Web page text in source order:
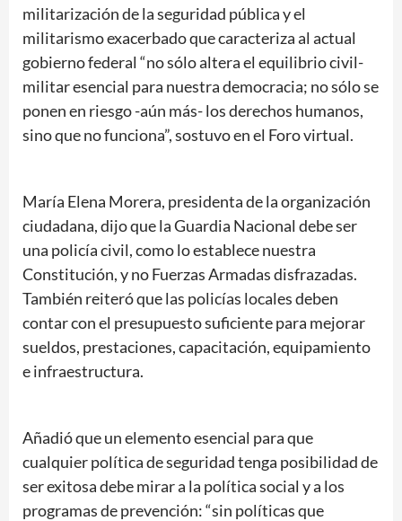
militarización de la seguridad pública y el
militarismo exacerbado que caracteriza al actual
gobierno federal “no sólo altera el equilibrio civil-
militar esencial para nuestra democracia; no sólo se
ponen en riesgo -aún más- los derechos humanos,
sino que no funciona”, sostuvo en el Foro virtual.
María Elena Morera, presidenta de la organización
ciudadana, dijo que la Guardia Nacional debe ser
una policía civil, como lo establece nuestra
Constitución, y no Fuerzas Armadas disfrazadas.
También reiteró que las policías locales deben
contar con el presupuesto suficiente para mejorar
sueldos, prestaciones, capacitación, equipamiento
e infraestructura.
Añadió que un elemento esencial para que
cualquier política de seguridad tenga posibilidad de
ser exitosa debe mirar a la política social y a los
programas de prevención: “sin políticas que